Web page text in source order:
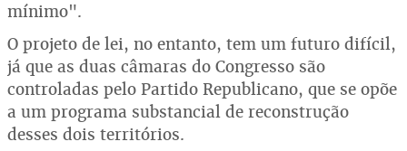
mínimo".
O projeto de lei, no entanto, tem um futuro difícil,
já que as duas câmaras do Congresso são
controladas pelo Partido Republicano, que se opõe
a um programa substancial de reconstrução
desses dois territórios.